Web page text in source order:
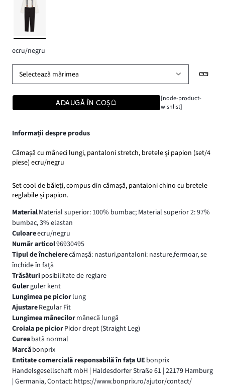
ecru/negru
Selectează mărimea
ADAUGĂ ÎN COȘ
[node-product-
wishlist]
Informații despre produs
Cămașă cu mâneci lungi, pantaloni stretch, bretele și papion (set/4
piese) ecru/negru
Set cool de băieți, compus din cămașă, pantaloni chino cu bretele
reglabile și papion.
MaterialMaterial superior: 100% bumbac; Material superior 2: 97%
bumbac, 3% elastan
Culoareecru/negru
Număr articol96930495
Tipul de încheierecămaşă: nasturi,pantaloni: nasture,fermoar, se
închide în faţă
Trăsături posibilitate de reglare
Gulerguler kent
Lungimea pe piciorlung
AjustareRegular Fit
Lungimea mânecilormânecă lungă
Croiala pe piciorPicior drept (Straight Leg)
Cureabată normal
Marcăbonprix
Entitate comercială responsabilă în fața UE bonprix
Handelsgesellschaft mbH | Haldesdorfer Straße 61 | 22179 Hamburg
| Germania, Contact: https://www.bonprix.ro/ajutor/contact/